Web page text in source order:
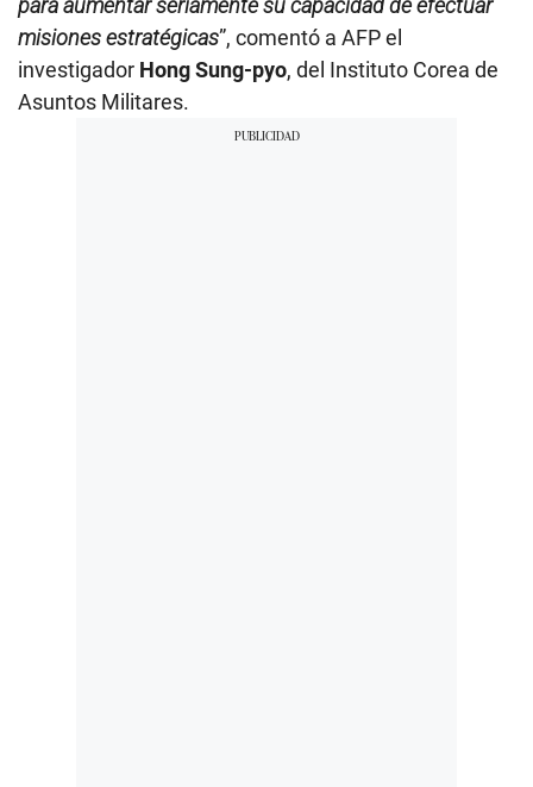
para aumentar seriamente su capacidad de efectuar
misiones estratégicas”, comentó a AFP el
investigador Hong Sung-pyo, del Instituto Corea de
Asuntos Militares.